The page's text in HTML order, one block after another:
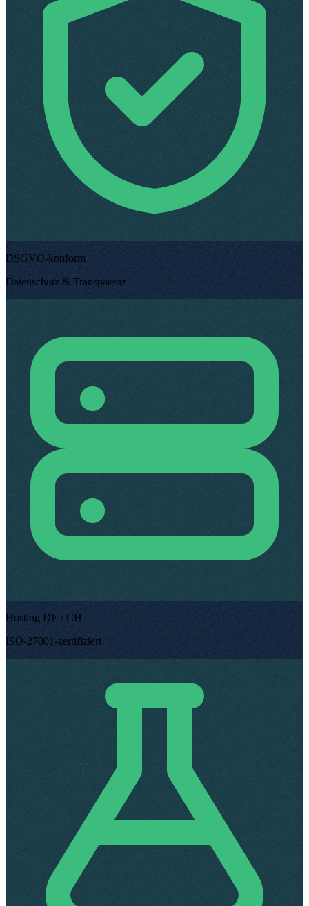
DSGVO-konform
Datenschutz & Transparenz
Hosting DE / CH
ISO-27001-zertifiziert